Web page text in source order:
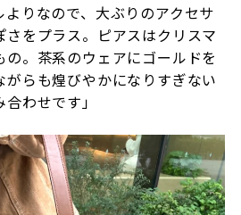
よりなので、大ぶりのアクセサ
さをプラス。ピアスはクリスマ
。茶系のウェアにゴールドを
らも煌びやかになりすぎない
わせです」